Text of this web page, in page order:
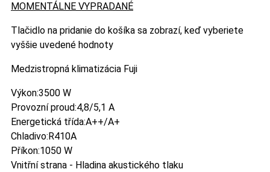
MOMENTÁLNE VYPRADANÉ
Tlačidlo na pridanie do košíka sa zobrazí, keď vyberiete
vyššie uvedené hodnoty
Medzistropná klimatizácia Fuji
Výkon:3500 W
Provozní proud:4,8/5,1 A
Energetická třída:A++/A+
Chladivo:R410A
Příkon:1050 W
Vnitřní strana - Hladina akustického tlaku